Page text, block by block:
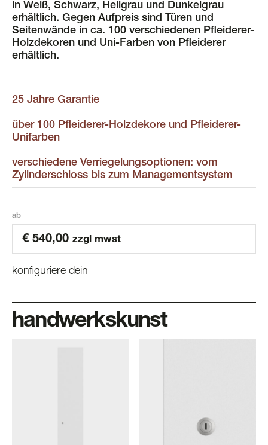
in Weiß, Schwarz, Hellgrau und Dunkelgrau
erhältlich. Gegen Aufpreis sind Türen und
Seitenwände in ca. 100 verschiedenen Pfleiderer-
Holzdekoren und Uni-Farben von Pfleiderer
erhältlich.
25 Jahre Garantie
über 100 Pfleiderer-Holzdekore und Pfleiderer-
Unifarben
verschiedene Verriegelungsoptionen: vom
Zylinderschloss bis zum Managementsystem
ab
€ 540,00 zzgl mwst
konfiguriere dein
handwerkskunst